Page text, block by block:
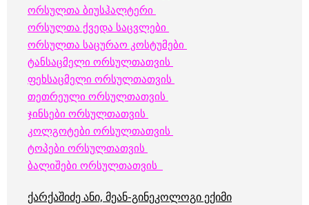
ორსულთა ბიუსჰალტერი
ორსულთა ქვედა საცვლები
ორსულთა საცურაო კოსტუმები
ტანსაცმელი ორსულთათვის
ფეხსაცმელი ორსულთათვის
თეთრეული ორსულთათვის
ჯინსები ორსულთათვის
კოლგოტები ორსულთათვის
ტოპები ორსულთათვის
ბალიშები ორსულთათვის
ქარქაშიძე ანი, მეან-გინეკოლოგი ექიმი